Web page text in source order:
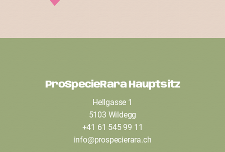
ProSpecieRara Hauptsitz
Hellgasse 1
5103 Wildegg
+41 61 545 99 11
info@prospecierara.ch